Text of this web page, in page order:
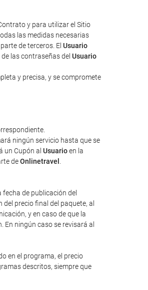
y para utilizar el Sitio
las medidas necesarias
de terceros. El Usuario
las contraseñas del Usuario
y precisa, y se compromete
ningún servicio hasta que se
un Cupón al Usuarioen la
deOnlinetravel
de publicación del
precio final del paquete, al
y en caso de que la
ningún caso se revisará al
en el programa, el precio
descritos, siempre que